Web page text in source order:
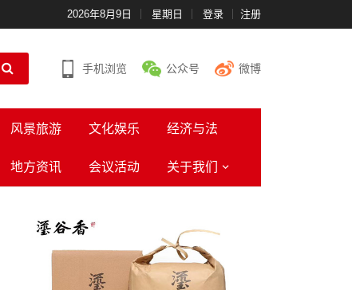
2026年8月9日 星期日 登录 注册
手机浏览 公众号 微博
风景旅游 文化娱乐 经济与法
地方资讯 会议活动 关于我们